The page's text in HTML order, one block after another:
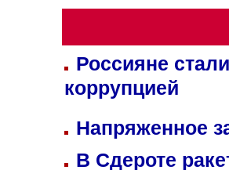
Россияне
коррупцией
Напряженное
В Сдероте